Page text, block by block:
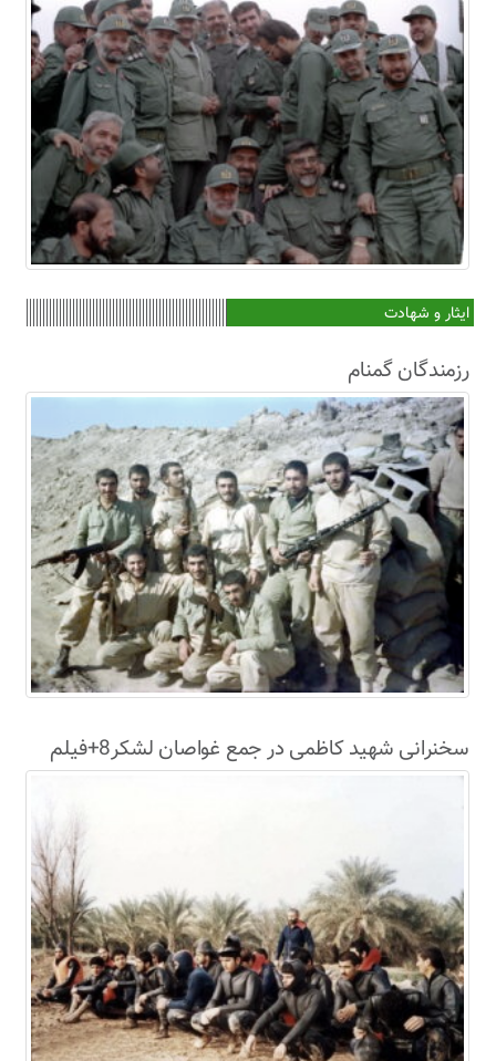
ایثار و شهادت
رزمندگان گمنام
سخنرانی شهید کاظمی در جمع غواصان لشکر8+فیلم